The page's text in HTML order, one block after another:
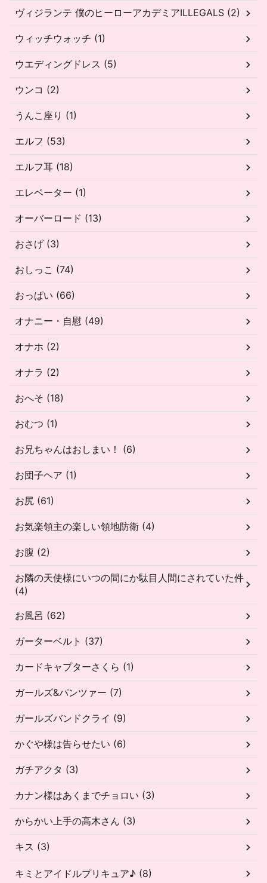
ヴィジランテ 僕のヒーローアカデミアILLEGALS (2)
ウィッチウォッチ (1)
ウエディングドレス (5)
ウンコ (2)
うんこ座り (1)
エルフ (53)
エルフ耳 (18)
エレベーター (1)
オーバーロード (13)
おさげ (3)
おしっこ (74)
おっぱい (66)
オナニー・自慰 (49)
オナホ (2)
オナラ (2)
おへそ (18)
おむつ (1)
お兄ちゃんはおしまい！ (6)
お団子ヘア (1)
お尻 (61)
お気楽領主の楽しい領地防衛 (4)
お腹 (2)
お隣の天使様にいつの間にか駄目人間にされていた件
(4)
お風呂 (62)
ガーターベルト (37)
カードキャプターさくら (1)
ガールズ&パンツァー (7)
ガールズバンドクライ (9)
かぐや様は告らせたい (6)
ガチアクタ (3)
カナン様はあくまでチョロい (3)
からかい上手の高木さん (3)
キス (3)
キミとアイドルプリキュア♪ (8)